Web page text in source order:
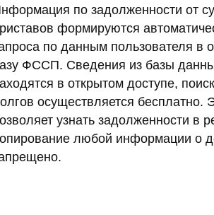
по задолженности от
формируются
по данным пользователя в
ФССП. Сведения из базы
в открытом доступе,
осуществляется бесплатно.
узнать задолженности в
любой информации о